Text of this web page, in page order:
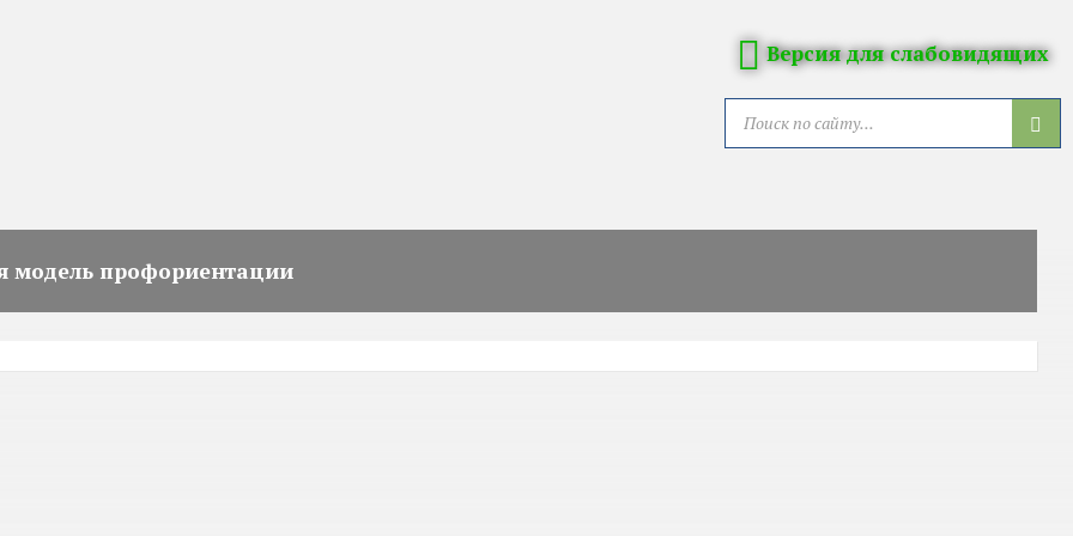
Версия для слабовидящих
модель профориентации